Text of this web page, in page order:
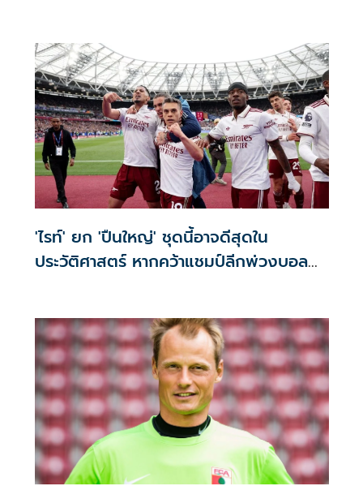
'ไรท์' ยก 'ปืนใหญ่' ชุดนี้อาจดีสุดใน
ประวัติศาสตร์ หากคว้าแชมป์ลีกพ่วงบอล